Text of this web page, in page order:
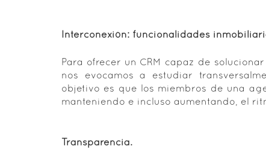
Interconexión: funcionalidades
Para ofrecer un CRM capaz de
nos evocamos a estudiar
objetivo es que los miembros de una
manteniendo e incluso aumentando, el
Transparencia.